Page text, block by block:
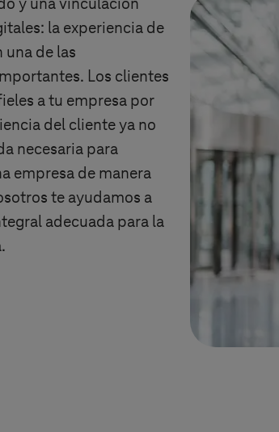
y una vinculación
la experiencia de
una de las
Los clientes
a tu empresa por
del cliente ya no
necesaria para
empresa de manera
te ayudamos a
adecuada para la